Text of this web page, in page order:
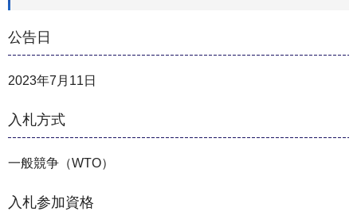
公告日
2023年7月11日
入札方式
一般競争（WTO）
入札参加資格